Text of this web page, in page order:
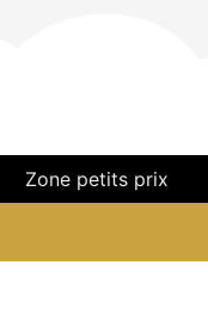
Zone petits prix